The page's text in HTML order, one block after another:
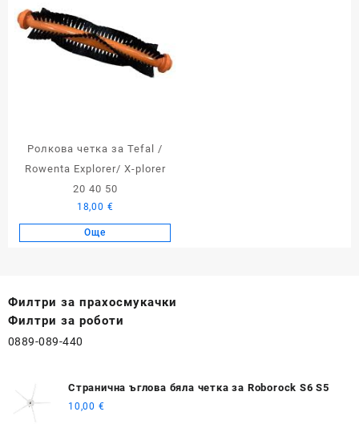
Ролкова четка за Tefal /
Rowenta Explorer/ X-plorer
20 40 50
18,00 €
Още
Филтри за прахосмукачки
Филтри за роботи
0889-089-440
Странична ъглова бяла четка за Roborock S6 S5
10,00 €